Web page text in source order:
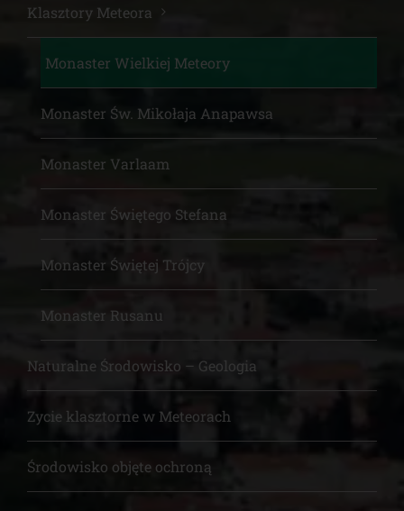
Klasztory Meteora
Monaster Wielkiej Meteory
Monaster Św. Mikołaja Anapawsa
Monaster Varlaam
Monaster Świętego Stefana
Monaster Świętej Trójcy
Monaster Rusanu
Naturalne Środowisko – Geologia
Zycie klasztorne w Meteorach
Środowisko objęte ochroną